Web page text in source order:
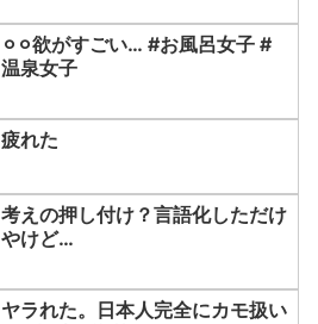
@unagichan1130...
⚪︎⚪︎欲がすごい… #お風呂女子 #
温泉女子
疲れた
考えの押し付け？言語化しただけ
やけど…
ヤラれた。日本人完全にカモ扱い